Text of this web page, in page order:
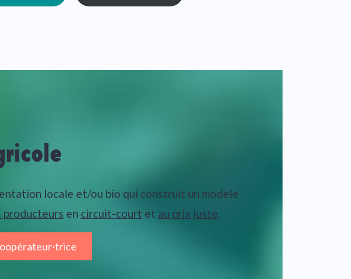
locale et/ou bio qui construit un modèle
en circuit-court et au prix juste.